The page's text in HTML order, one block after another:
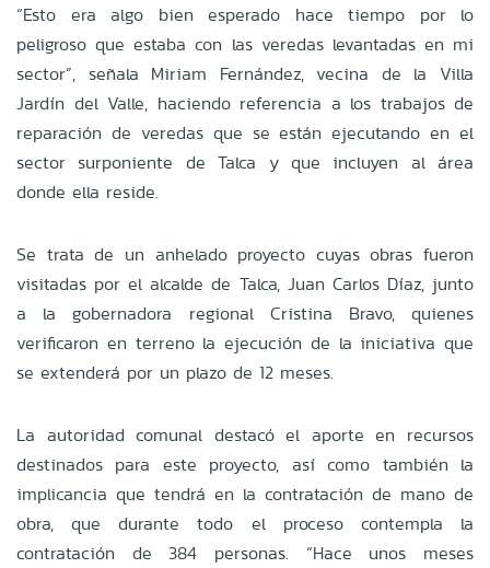
“Esto era algo bien esperado hace tiempo por lo
peligroso que estaba con las veredas levantadas en mi
sector”, señala Miriam Fernández, vecina de la Villa
Jardín del Valle, haciendo referencia a los trabajos de
reparación de veredas que se están ejecutando en el
sector surponiente de Talca y que incluyen al área
donde ella reside.
Se trata de un anhelado proyecto cuyas obras fueron
visitadas por el alcalde de Talca, Juan Carlos Díaz, junto
a la gobernadora regional Cristina Bravo, quienes
verificaron en terreno la ejecución de la iniciativa que
se extenderá por un plazo de 12 meses.
La autoridad comunal destacó el aporte en recursos
destinados para este proyecto, así como también la
implicancia que tendrá en la contratación de mano de
obra, que durante todo el proceso contempla la
contratación de 384 personas. “Hace unos meses